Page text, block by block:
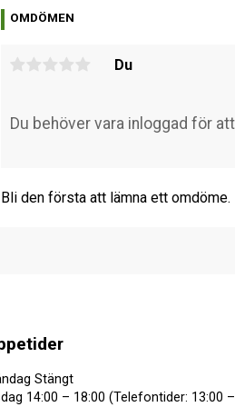
OMDÖMEN
Du
Bli den första att lämna ett omdöme.
Stängt
14:00 – 18:00 (Telefontider: 13:00 –